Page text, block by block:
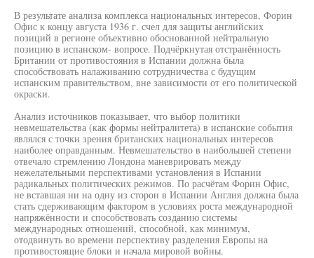
В результате анализа комплекса национальных интересов, Форин
Офис к концу августа 1936 г. счел для защиты английских
позиций в регионе объективно обоснованной нейтральную
позицию в испанском- вопросе. Подчёркнутая отстранённость
Британии от противостояния в Испании должна была
способствовать налаживанию сотрудничества с будущим
испанским правительством, вне зависимости от его политической
окраски.
Анализ источников показывает, что выбор политики
невмешательства (как формы нейтралитета) в испанские события
являлся с точки зрения британских национальных интересов
наиболее оправданным. Невмешательство в наибольшей степени
отвечало стремлению Лондона маневрировать между
нежелательными перспективами установления в Испании
радикальных политических режимов. По расчётам Форин Офис,
не вставшая ни на одну из сторон в Испании Англия должна была
стать сдерживающим фактором в условиях роста международной
напряжённости и способствовать созданию системы
международных отношений, способной, как минимум,
отодвинуть во времени перспективу разделения Европы на
противостоящие блоки и начала мировой войны.